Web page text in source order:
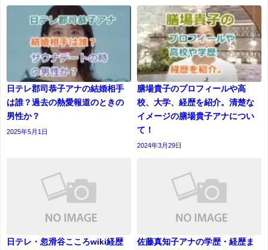
日テレ郡司恭子アナの結婚相手
は誰？過去の熱愛報道のときの
男性か？
2025年5月1日
膳場貴子のプロフィールや高
校、大学、経歴を紹介。清楚な
イメージの膳場貴子アナについ
て！
2024年3月29日
日テレ・忽滑谷こころwiki経歴
佐藤真知子アナの学歴・経歴ま